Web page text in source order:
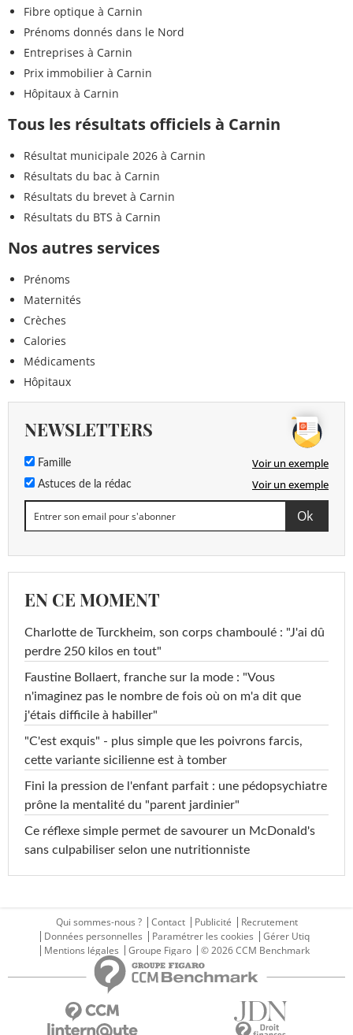
Fibre optique à Carnin
Prénoms donnés dans le Nord
Entreprises à Carnin
Prix immobilier à Carnin
Hôpitaux à Carnin
Tous les résultats officiels à Carnin
Résultat municipale 2026 à Carnin
Résultats du bac à Carnin
Résultats du brevet à Carnin
Résultats du BTS à Carnin
Nos autres services
Prénoms
Maternités
Crèches
Calories
Médicaments
Hôpitaux
NEWSLETTERS
Famille Voir un exemple
Astuces de la rédac Voir un exemple
EN CE MOMENT
Charlotte de Turckheim, son corps chamboulé : "J'ai dû
perdre 250 kilos en tout"
Faustine Bollaert, franche sur la mode : "Vous
n'imaginez pas le nombre de fois où on m'a dit que
j'étais difficile à habiller"
"C'est exquis" - plus simple que les poivrons farcis,
cette variante sicilienne est à tomber
Fini la pression de l'enfant parfait : une pédopsychiatre
prône la mentalité du "parent jardinier"
Ce réflexe simple permet de savourer un McDonald's
sans culpabiliser selon une nutritionniste
Qui sommes-nous ? Contact Publicité
Recrutement
Données personnelles
Paramétrer les cookies
Gérer Utiq
Mentions légales
Groupe Figaro © 2026 CCM Benchmark